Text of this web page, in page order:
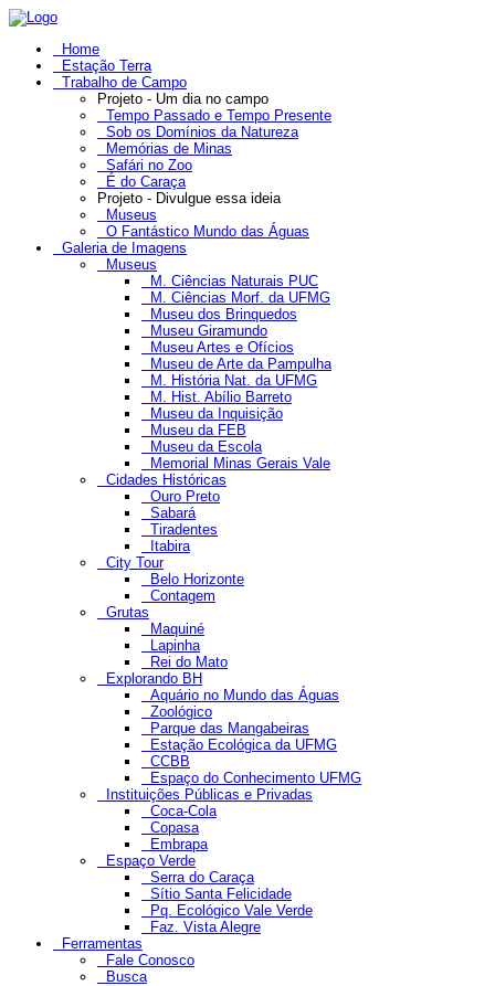
Home
Estação Terra
Trabalho de Campo
Projeto - Um dia no campo
Tempo Passado e Tempo Presente
Sob os Domínios da Natureza
Memórias de Minas
Safári no Zoo
É do Caraça
Projeto - Divulgue essa ideia
Museus
O Fantástico Mundo das Águas
Galeria de Imagens
Museus
M. Ciências Naturais PUC
M. Ciências Morf. da UFMG
Museu dos Brinquedos
Museu Giramundo
Museu Artes e Ofícios
Museu de Arte da Pampulha
M. História Nat. da UFMG
M. Hist. Abílio Barreto
Museu da Inquisição
Museu da FEB
Museu da Escola
Memorial Minas Gerais Vale
Cidades Históricas
Ouro Preto
Sabará
Tiradentes
Itabira
City Tour
Belo Horizonte
Contagem
Grutas
Maquiné
Lapinha
Rei do Mato
Explorando BH
Aquário no Mundo das Águas
Zoológico
Parque das Mangabeiras
Estação Ecológica da UFMG
CCBB
Espaço do Conhecimento UFMG
Instituições Públicas e Privadas
Coca-Cola
Copasa
Embrapa
Espaço Verde
Serra do Caraça
Sítio Santa Felicidade
Pq. Ecológico Vale Verde
Faz. Vista Alegre
Ferramentas
Fale Conosco
Busca